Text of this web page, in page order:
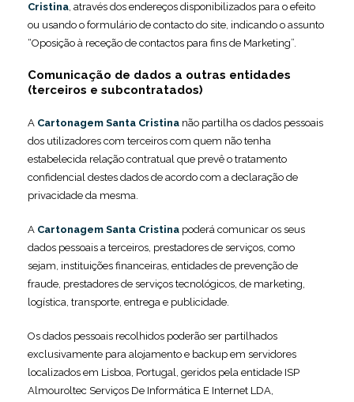
Cristina, através dos endereços disponibilizados para o efeito
ou usando o formulário de contacto do site, indicando o assunto
“Oposição à receção de contactos para fins de Marketing”.
Comunicação de dados a outras entidades
(terceiros e subcontratados)
A Cartonagem Santa Cristina não partilha os dados pessoais
dos utilizadores com terceiros com quem não tenha
estabelecida relação contratual que prevê o tratamento
confidencial destes dados de acordo com a declaração de
privacidade da mesma.
A Cartonagem Santa Cristina poderá comunicar os seus
dados pessoais a terceiros, prestadores de serviços, como
sejam, instituições financeiras, entidades de prevenção de
fraude, prestadores de serviços tecnológicos, de marketing,
logística, transporte, entrega e publicidade.
Os dados pessoais recolhidos poderão ser partilhados
exclusivamente para alojamento e backup em servidores
localizados em Lisboa, Portugal, geridos pela entidade ISP
Almouroltec Serviços De Informática E Internet LDA,